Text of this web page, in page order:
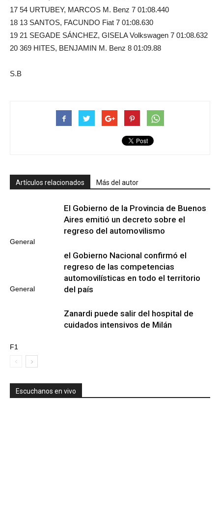
17 54 URTUBEY, MARCOS M. Benz 7 01:08.440
18 13 SANTOS, FACUNDO Fiat 7 01:08.630
19 21 SEGADE SÁNCHEZ, GISELA Volkswagen 7 01:08.632
20 369 HITES, BENJAMIN M. Benz 8 01:09.88
S.B
Artículos relacionados Más del autor
General
El Gobierno de la Provincia de Buenos
Aires emitió un decreto sobre el
regreso del automovilismo
General
el Gobierno Nacional confirmó el
regreso de las competencias
automovilísticas en todo el territorio
del país
F1
Zanardi puede salir del hospital de
cuidados intensivos de Milán
Escuchanos en vivo